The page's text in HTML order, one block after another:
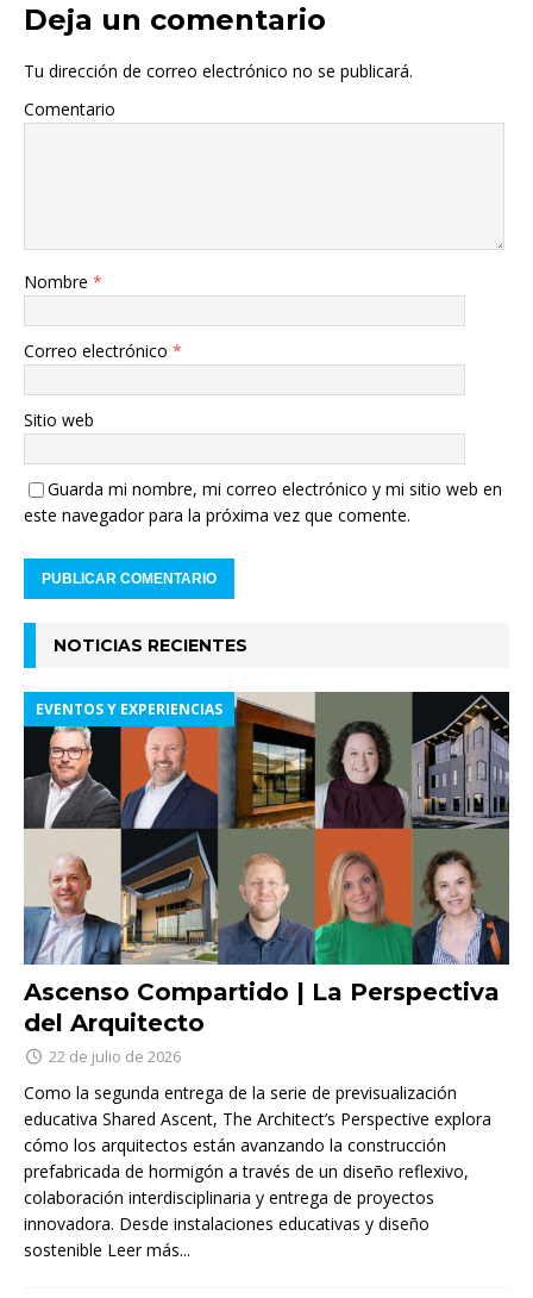
Deja un comentario
Tu dirección de correo electrónico no se publicará.
Comentario
Nombre *
Correo electrónico *
Sitio web
Guarda mi nombre, mi correo electrónico y mi sitio web en
este navegador para la próxima vez que comente.
NOTICIAS RECIENTES
Ascenso Compartido | La Perspectiva
del Arquitecto
EVENTOS Y EXPERIENCIAS
22 de julio de 2026
Como la segunda entrega de la serie de previsualización
educativa Shared Ascent, The Architect’s Perspective explora
cómo los arquitectos están avanzando la construcción
prefabricada de hormigón a través de un diseño reflexivo,
colaboración interdisciplinaria y entrega de proyectos
innovadora. Desde instalaciones educativas y diseño
sostenible Leer más...